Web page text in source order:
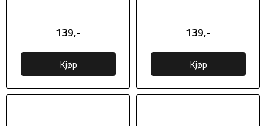
139,-
Kjøp
139,-
Kjøp